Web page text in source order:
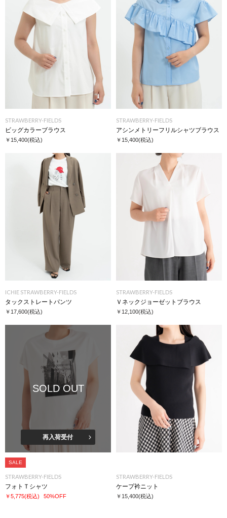
STRAWBERRY-FIELDS
ビッグカラーブラウス
￥15,400(税込)
STRAWBERRY-FIELDS
アシンメトリーフリルシャツブラウス
￥15,400(税込)
ICHIE STRAWBERRY-FIELDS
タックストレートパンツ
￥17,600(税込)
STRAWBERRY-FIELDS
Ｖネックジョーゼットブラウス
￥12,100(税込)
SOLD OUT
再入荷受付
SALE
STRAWBERRY-FIELDS
フォトＴシャツ
￥5,775(税込) 50%OFF
STRAWBERRY-FIELDS
ケープ衿ニット
￥15,400(税込)